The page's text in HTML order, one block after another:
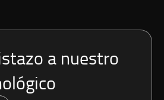
a nuestro